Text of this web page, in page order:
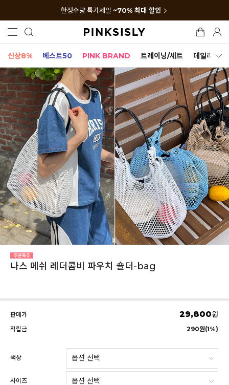
한정수량 특가세일 ~70% 최대 할인
신상8% 베스트50 PINK BRAND 트레이닝/세트 데일리세트
나스 메쉬 레더콤비 파우치 숄더-bag
판매가 29,800원
적립금 290원(1%)
색상
사이즈